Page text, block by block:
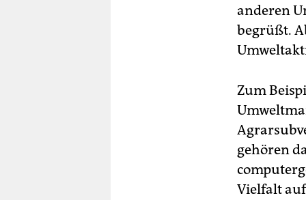
anderen
begrüßt.
Zum
gehören
Vielfalt